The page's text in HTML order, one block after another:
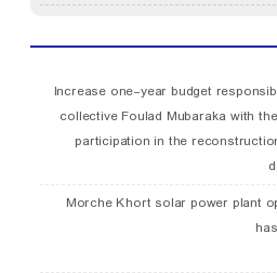
Increase one-year budget
collective Foulad Mubaraka with
participation in the
Morche Khort solar power plant